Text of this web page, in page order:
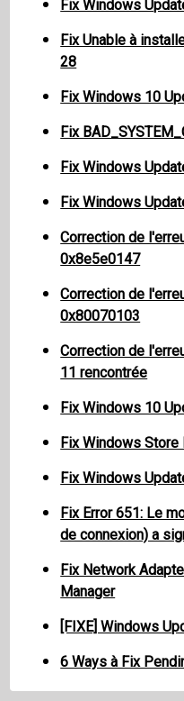
Fix Windows
Fix Unable à
28
Fix Windows 10
Fix
Fix Windows
Fix Windows
Correction de
0x8e5e0147
Correction de
0x80070103
Correction de
11 rencontrée
Fix Windows 10
Fix Windows Store
Fix Windows
Fix Error 651: Le
de connexion) a
Fix Network
Manager
[FIXE] Windows
6 Ways à Fix